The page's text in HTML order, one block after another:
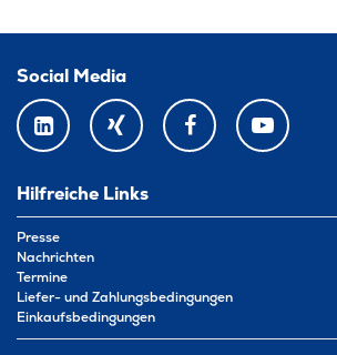
Hilfreiche Links
Presse
Nachrichten
Termine
Liefer- und Zahlungsbedingungen
Einkaufsbedingungen
Social Media
LINKEDIN XING FACEBOOKYOUTUBE